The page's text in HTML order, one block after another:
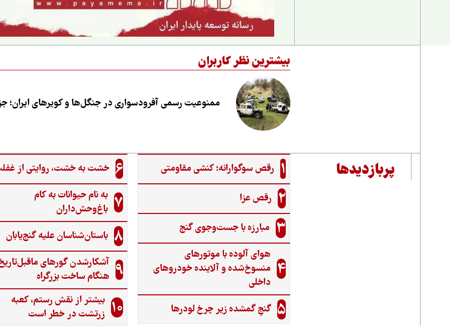
بیشترین نظر کاربران
ممنوعیت رسمی آفرودسواری در جنگل‌ها و کویرهای ایران؛
پربازدیدها 1 رقص سوگوارانه؛ کنشی مقاومتی
2 رقص عزا
3 مبارزه با جست‌وجوی گنج‌
4
هوای آلوده با موتورهای
منسوخ‌شده و آلاینده خودروهای
داخلی
5 گنجِ گمشده زیر چرخ لودرها
6 خشت به خشت، روایتی از
7 به نام حیوانات به کام
باغ‌وحش‌داران
8 باستان‌شناسان علیه گنج‌یابان
9 آشکارشدن گورهای
هنگام ساخت بزرگراه
10 بیشتر از نقش رستم، کعبه
زرتشت در خطر است